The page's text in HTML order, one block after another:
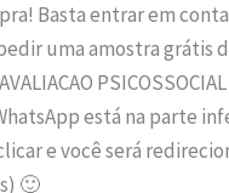
Basta entrar em
uma amostra grátis
está na parte
e você será
🙂